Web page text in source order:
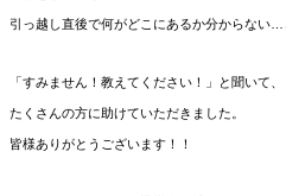
引っ越し直後で何がどこにあるか分からない…
「すみません！教えてください！」と聞いて、
たくさんの⽅に助けていただきました。
皆様ありがとうございます！！